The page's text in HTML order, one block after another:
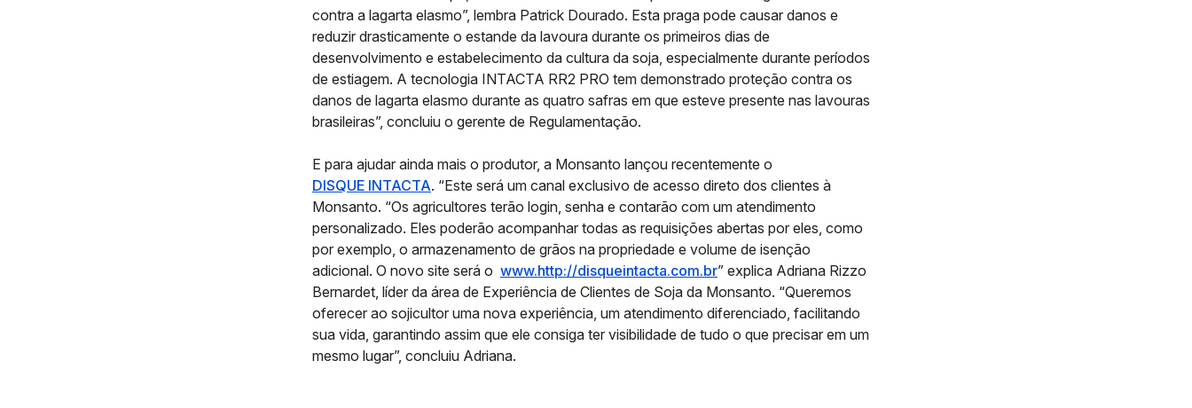
contra a lagarta elasmo”, lembra Patrick Dourado. Esta praga pode causar danos e
reduzir drasticamente o estande da lavoura durante os primeiros dias de
desenvolvimento e estabelecimento da cultura da soja, especialmente durante períodos
de estiagem. A tecnologia INTACTA RR2 PRO tem demonstrado proteção contra os
danos de lagarta elasmo durante as quatro safras em que esteve presente nas lavouras
brasileiras”, concluiu o gerente de Regulamentação.
E para ajudar ainda mais o produtor, a Monsanto lançou recentemente o
DISQUE INTACTA. “Este será um canal exclusivo de acesso direto dos clientes à
Monsanto. “Os agricultores terão login, senha e contarão com um atendimento
personalizado. Eles poderão acompanhar todas as requisições abertas por eles, como
por exemplo, o armazenamento de grãos na propriedade e volume de isenção
adicional. O novo site será o www.http://disqueintacta.com.br” explica Adriana Rizzo
Bernardet, líder da área de Experiência de Clientes de Soja da Monsanto. “Queremos
oferecer ao sojicultor uma nova experiência, um atendimento diferenciado, facilitando
sua vida, garantindo assim que ele consiga ter visibilidade de tudo o que precisar em um
mesmo lugar”, concluiu Adriana.